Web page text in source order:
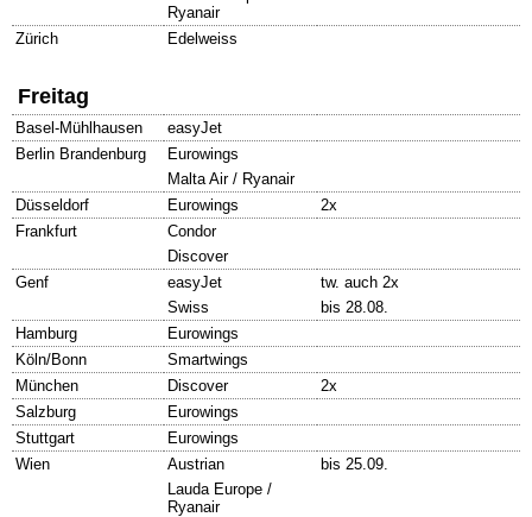
über die offiziellen Kanäle kommunizierten.
Ryanair
Zürich
Edelweiss
Freitag
Basel-Mühlhausen
easyJet
Berlin Brandenburg
Eurowings
Malta Air / Ryanair
Düsseldorf
Eurowings
2x
Frankfurt
Condor
Discover
Genf
easyJet
tw. auch 2x
Swiss
bis 28.08.
Hamburg
Eurowings
Köln/Bonn
Smartwings
München
Discover
2x
Salzburg
Eurowings
Stuttgart
Eurowings
Wien
Austrian
bis 25.09.
Lauda Europe /
Ryanair